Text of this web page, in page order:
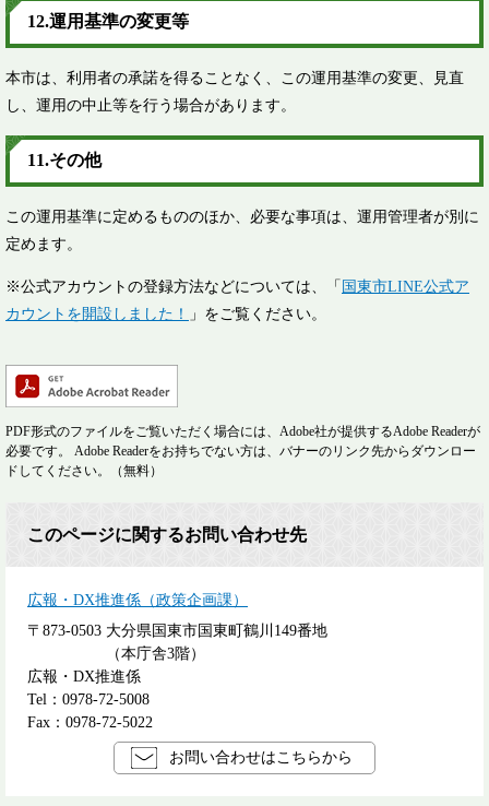
12.運用基準の変更等
本市は、利用者の承諾を得ることなく、この運用基準の変更、見直
し、運用の中止等を行う場合があります。
11.その他
この運用基準に定めるもののほか、必要な事項は、運用管理者が別に
定めます。
※公式アカウントの登録方法などについては、「 国東市LINE公式ア
カウントを開設しました！
」をご覧ください。
PDF形式のファイルをご覧いただく場合には、Adobe社が提供するAdobe Readerが
必要です。
Adobe Readerをお持ちでない方は、バナーのリンク先からダウンロー
ドしてください。（無料）
このページに関するお問い合わせ先
広報・DX推進係（政策企画課）
〒873-0503 大分県国東市国東町鶴川149番地
（本庁舎3階）
広報・DX推進係
Tel：0978-72-5008
Fax：0978-72-5022
お問い合わせはこちらから